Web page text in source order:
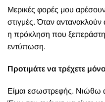
Μερικές φορές μου
στιγμές. Όταν
η πρόκληση που
εντύπωση.
Προτιμάτε να τρέχετε
Είμαι εσωστρεφής. Νιώθω